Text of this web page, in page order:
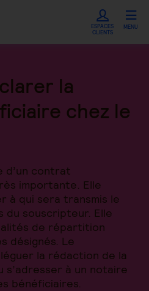
ESPACES
CLIENTS
MENU
la
chez le
d’un contrat
importante. Elle
à qui sera transmis le
du souscripteur. Elle
de répartition
désignés. Le
la rédaction de la
s’adresser à un notaire
bénéficiaires.